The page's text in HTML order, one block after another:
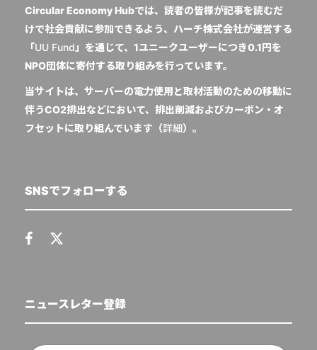
Circular Economy Hubでは、読者の皆様が記事を読むだ
けで社会貢献に参加できるよう、ハーチ株式会社が運営する
「UU Fund 」を通じて、1ユニークユーザーにつき0.1円を
NPO団体に寄付する取り組みを行っています。
当サイトは、サーバーの電力使用と取材活動のための移動に
伴うCO2排出などにおいて、排出削減およびカーボン・オ
フセットに取り組んでいます（詳細）。
SNSでフォローする
ニュースレター登録